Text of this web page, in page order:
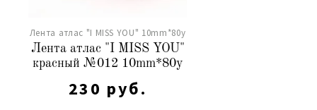
Лента атлас "I MISS YOU" 10mm*80y
Лента атлас "I MISS YOU"
красный №012 10mm*80y
230 руб.